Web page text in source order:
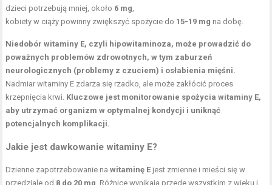
dzieci potrzebują mniej, około 6 mg
kobiety w ciąży powinny zwiększyć spożycie do 15-19 mg na dobę.
Niedobór witaminy E, czyli hipowitaminoza, może prowadzić do
poważnych problemów zdrowotnych, w tym zaburzeń
neurologicznych (problemy z czuciem) i osłabienia mięśni.
Nadmiar witaminy E zdarza się rzadko, ale może zakłócić proces
krzepnięcia krwi. Kluczowe jest monitorowanie spożycia witaminy E,
aby utrzymać organizm w optymalnej kondycji i uniknąć
potencjalnych komplikacji.
Jakie jest dawkowanie witaminy E?
Dzienne zapotrzebowanie nawitaminę E jest zmienne i mieści się w
przedziale od 8 do 20 mg . Różnice wynikają przede wszystkim z wieku i